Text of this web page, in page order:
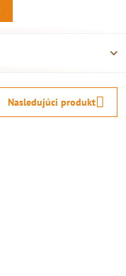
Nasledujúci produkt